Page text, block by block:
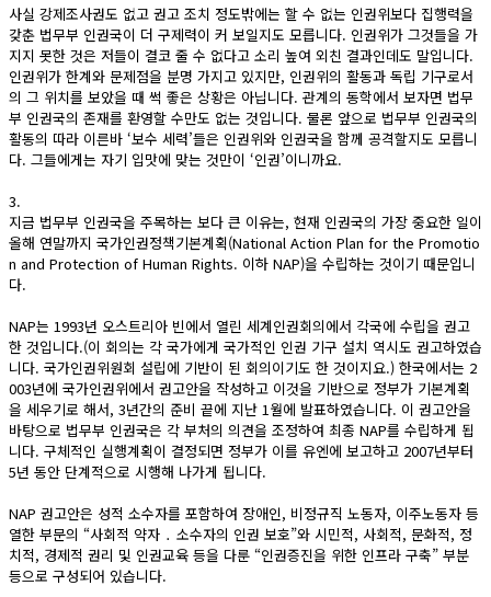
사실 강제조사권도 없고 권고 조치 정도밖에는 할 수 없는 인권위보다 집행력을
갖춘 법무부 인권국이 더 구제력이 커 보일지도 모릅니다. 인권위가 그것들을 가
지지 못한 것은 저들이 결코 줄 수 없다고 소리 높여 외친 결과인데도 말입니다.
인권위가 한계와 문제점을 분명 가지고 있지만, 인권위의 활동과 독립 기구로서
의 그 위치를 보았을 때 썩 좋은 상황은 아닙니다. 관계의 동학에서 보자면 법무
부 인권국의 존재를 환영할 수만도 없는 것입니다. 물론 앞으로 법무부 인권국의
활동의 따라 이른바 ‘보수 세력’들은 인권위와 인권국을 함께 공격할지도 모릅니
다. 그들에게는 자기 입맛에 맞는 것만이 ‘인권’이니까요.
3.
지금 법무부 인권국을 주목하는 보다 큰 이유는, 현재 인권국의 가장 중요한 일이
올해 연말까지 국가인권정책기본계획(National Action Plan for the Promotio
n and Protection of Human Rights. 이하 NAP)을 수립하는 것이기 때문입니
다.
NAP는 1993년 오스트리아 빈에서 열린 세계인권회의에서 각국에 수립을 권고
한 것입니다.(이 회의는 각 국가에게 국가적인 인권 기구 설치 역시도 권고하였습
니다. 국가인권위원회 설립에 기반이 된 회의이기도 한 것이지요.) 한국에서는 2
003년에 국가인권위에서 권고안을 작성하고 이것을 기반으로 정부가 기본계획
을 세우기로 해서, 3년간의 준비 끝에 지난 1월에 발표하였습니다. 이 권고안을
바탕으로 법무부 인권국은 각 부처의 의견을 조정하여 최종 NAP를 수립하게 됩
니다. 구체적인 실행계획이 결정되면 정부가 이를 유엔에 보고하고 2007년부터
5년 동안 단계적으로 시행해 나가게 됩니다.
NAP 권고안은 성적 소수자를 포함하여 장애인, 비정규직 노동자, 이주노동자 등
열한 부문의 “사회적 약자 ․ 소수자의 인권 보호”와 시민적, 사회적, 문화적, 정
치적, 경제적 권리 및 인권교육 등을 다룬 “인권증진을 위한 인프라 구축” 부분
등으로 구성되어 있습니다.